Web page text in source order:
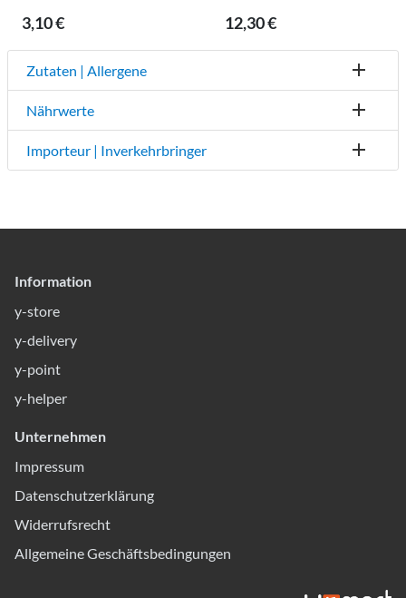
3,10 € 12,30 €
Zutaten | Allergene
Nährwerte
Importeur | Inverkehrbringer
Information
y-store
y-delivery
y-point
y-helper
Unternehmen
Impressum
Datenschutzerklärung
Widerrufsrecht
Allgemeine Geschäftsbedingungen